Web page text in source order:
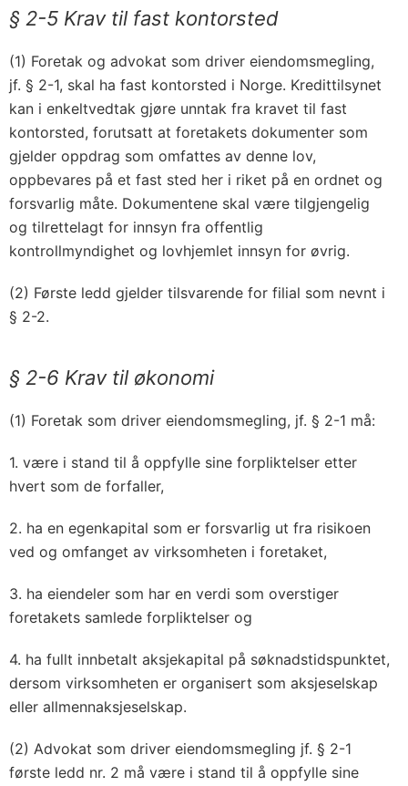
§ 2-5 Krav til fast kontorsted
(1) Foretak og advokat som driver eiendomsmegling,
jf. § 2-1, skal ha fast kontorsted i Norge. Kredittilsynet
kan i enkeltvedtak gjøre unntak fra kravet til fast
kontorsted, forutsatt at foretakets dokumenter som
gjelder oppdrag som omfattes av denne lov,
oppbevares på et fast sted her i riket på en ordnet og
forsvarlig måte. Dokumentene skal være tilgjengelig
og tilrettelagt for innsyn fra offentlig
kontrollmyndighet og lovhjemlet innsyn for øvrig.
(2) Første ledd gjelder tilsvarende for filial som nevnt i
§ 2-2.
§ 2-6 Krav til økonomi
(1) Foretak som driver eiendomsmegling, jf. § 2-1 må:
1. være i stand til å oppfylle sine forpliktelser etter
hvert som de forfaller,
2. ha en egenkapital som er forsvarlig ut fra risikoen
ved og omfanget av virksomheten i foretaket,
3. ha eiendeler som har en verdi som overstiger
foretakets samlede forpliktelser og
4. ha fullt innbetalt aksjekapital på søknadstidspunktet,
dersom virksomheten er organisert som aksjeselskap
eller allmennaksjeselskap.
(2) Advokat som driver eiendomsmegling jf. § 2-1
første ledd nr. 2 må være i stand til å oppfylle sine